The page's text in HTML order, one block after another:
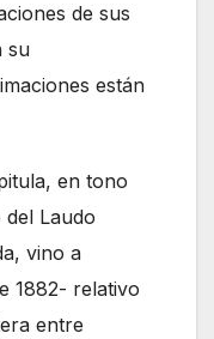
de sus
su
están
en tono
Laudo
vino a
1882- relativo
entre